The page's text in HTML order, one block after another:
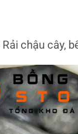
Rải chậu cây,